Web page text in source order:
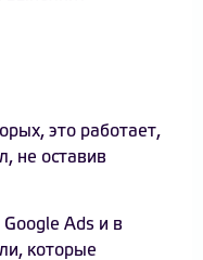
это работает,
не оставив
Google Ads и в
которые